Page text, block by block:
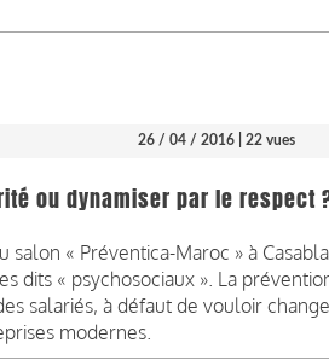
26 / 04 / 2016 | 22 vues
ou dynamiser par le respect
« Préventica-Maroc » à
dits « psychosociaux ». La
salariés, à défaut de vouloir
modernes.